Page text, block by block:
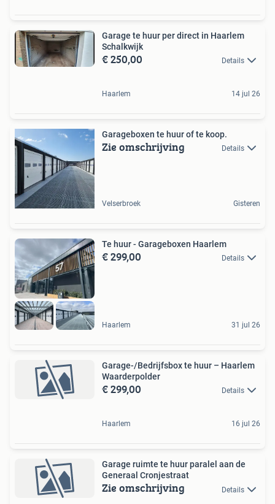
Garage te huur per direct in Haarlem
Schalkwijk
€ 250,00 Details
Haarlem 14 jul 26
Garageboxen te huur of te koop.
Zie omschrijving Details
Velserbroek Gisteren
Te huur - Garageboxen Haarlem
€ 299,00 Details
Haarlem 31 jul 26
Garage-/Bedrijfsbox te huur – Haarlem
Waarderpolder
€ 299,00 Details
Haarlem 16 jul 26
Garage ruimte te huur paralel aan de
Generaal Cronjestraat
Zie omschrijving Details